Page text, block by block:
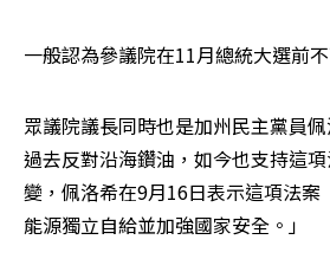
一般認為參議院在11月總統大選前
眾議院議長同時也是加州民主黨員
過去反對沿海鑽油，如今也支持這
變，佩洛希在9月16日表示這項法案
能源獨立自給並加強國家安全。」